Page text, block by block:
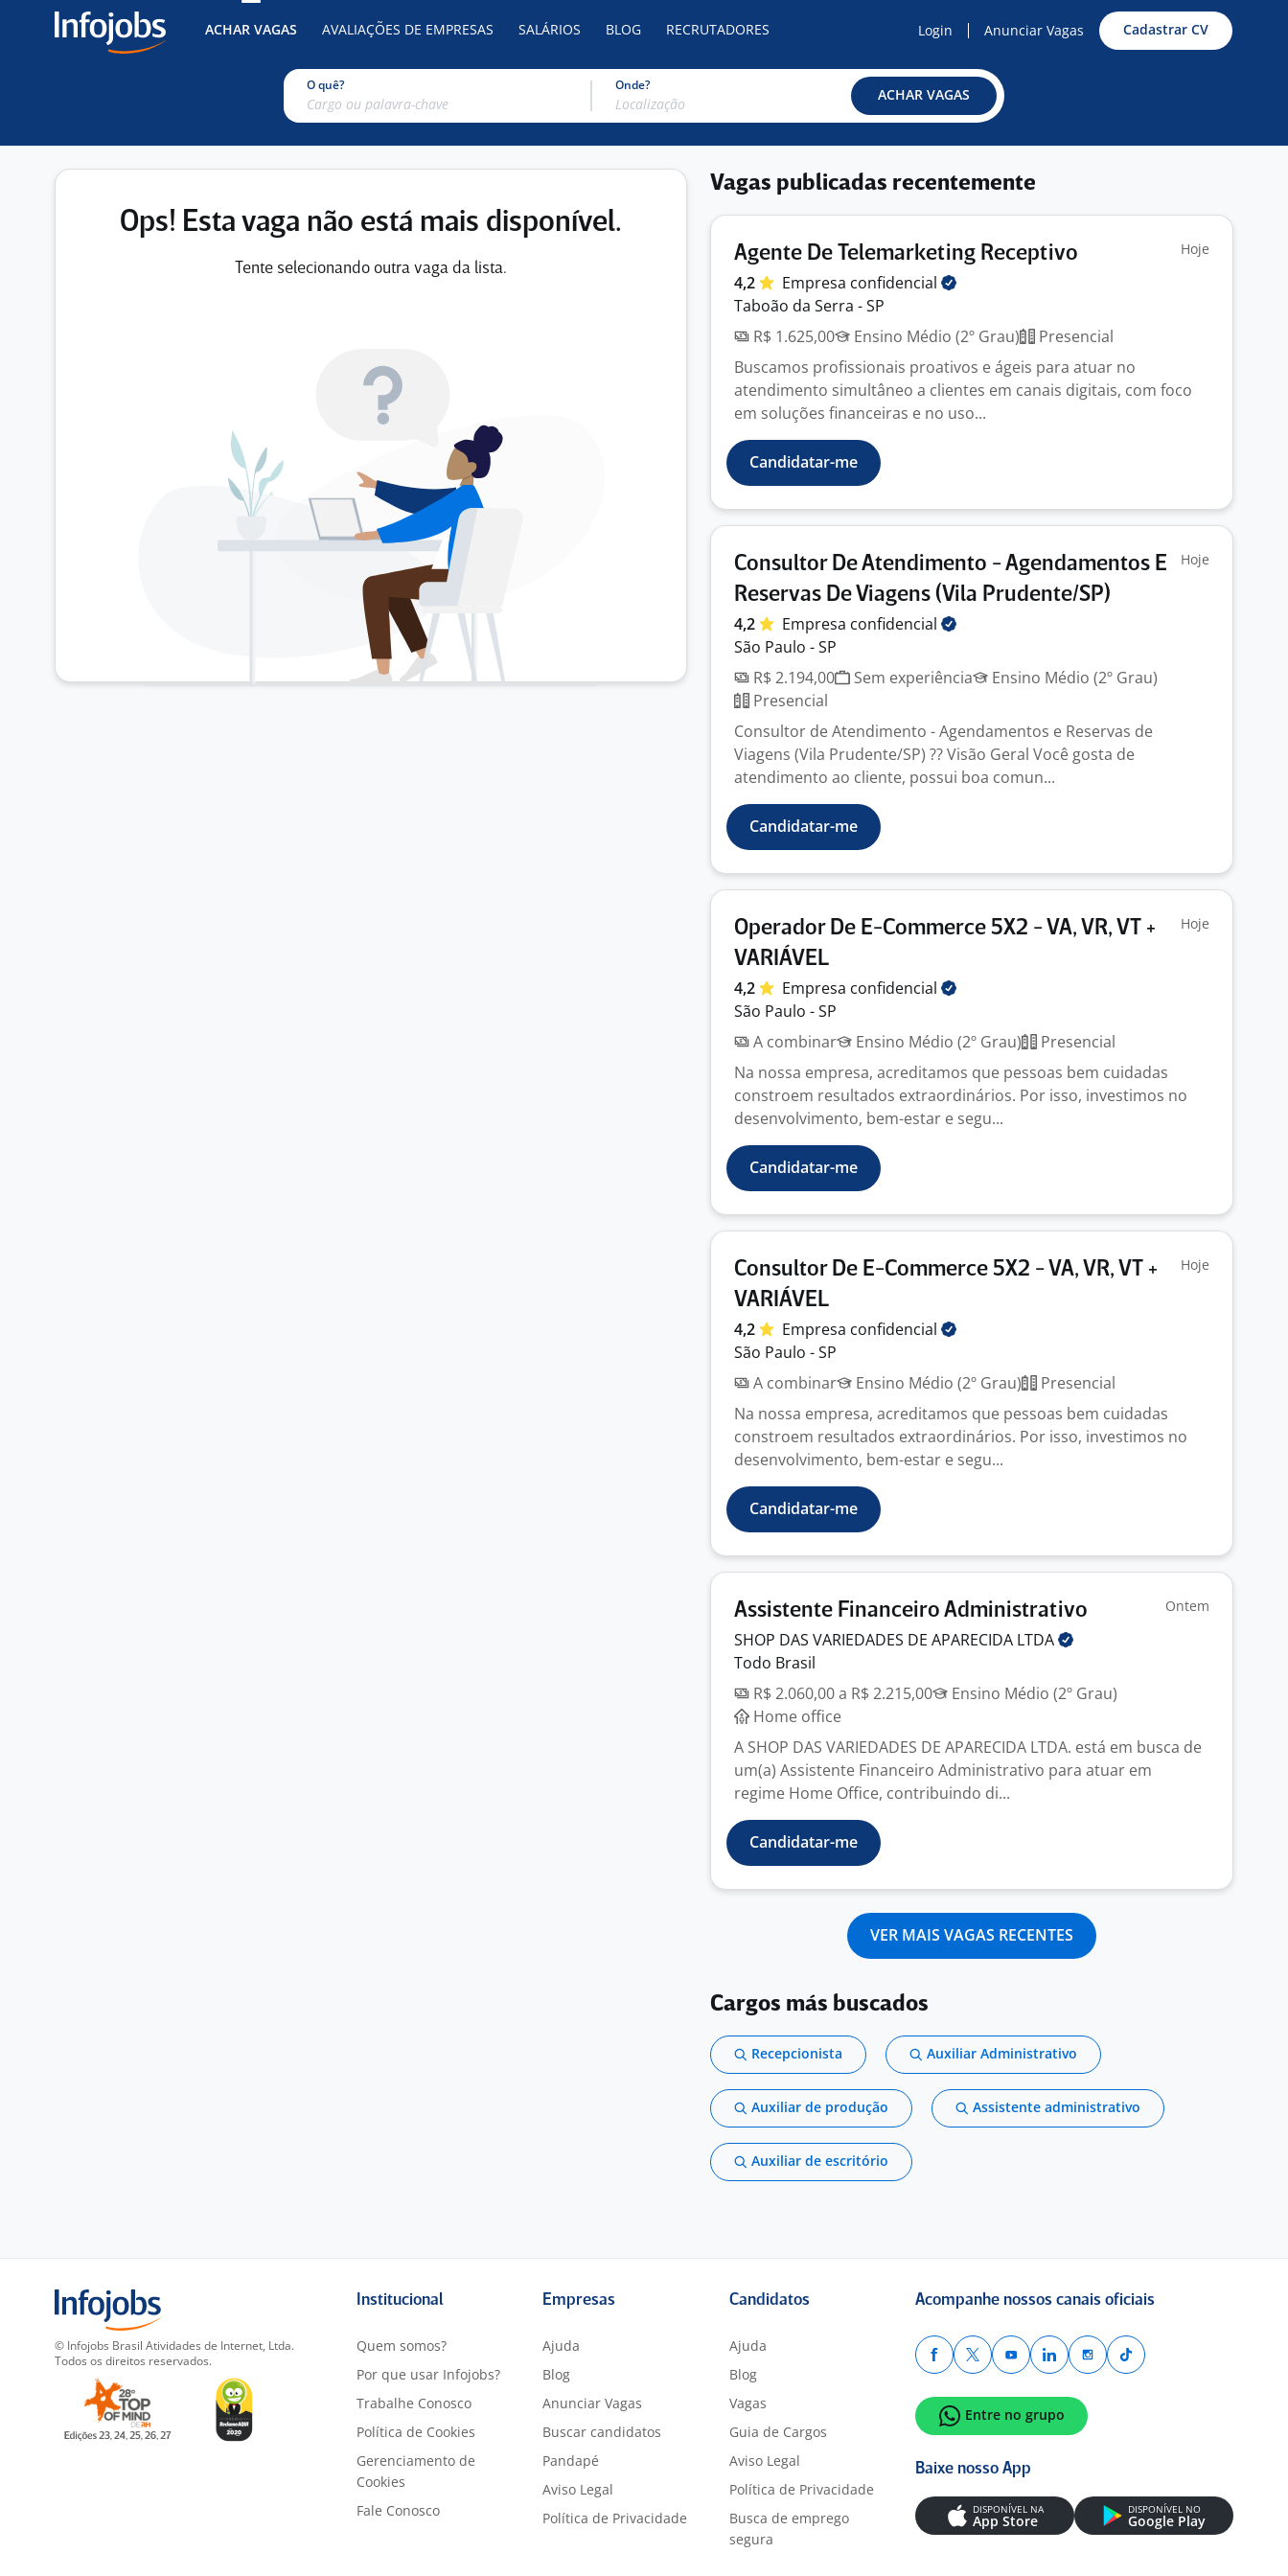
ACHAR VAGAS AVALIAÇÕES DE EMPRESAS SALÁRIOS BLOG RECRUTADORES Login Anunciar Vagas Cadastrar CV
O quê? Onde?
ACHAR VAGAS
Ops! Esta vaga não está mais disponível.
Tente selecionando outra vaga da lista.
Vagas publicadas recentemente
Agente De Telemarketing Receptivo Hoje
4,2 Empresa confidencial
Taboão da Serra - SP
R$ 1.625,00
Ensino Médio (2º Grau)
Presencial
Buscamos profissionais proativos e ágeis para atuar no
atendimento simultâneo a clientes em canais digitais, com foco
em soluções financeiras e no uso...
Candidatar-me
Consultor De Atendimento - Agendamentos E
Reservas De Viagens (Vila Prudente/SP)
Hoje
4,2 Empresa confidencial
São Paulo - SP
R$ 2.194,00
Sem experiência
Ensino Médio (2º Grau)
Presencial
Consultor de Atendimento - Agendamentos e Reservas de
Viagens (Vila Prudente/SP) ?? Visão Geral Você gosta de
atendimento ao cliente, possui boa comun...
Candidatar-me
Operador De E-Commerce 5X2 - VA, VR, VT +
VARIÁVEL
Hoje
4,2 Empresa confidencial
São Paulo - SP
A combinar
Ensino Médio (2º Grau)
Presencial
Na nossa empresa, acreditamos que pessoas bem cuidadas
constroem resultados extraordinários. Por isso, investimos no
desenvolvimento, bem-estar e segu...
Candidatar-me
Consultor De E-Commerce 5X2 - VA, VR, VT +
VARIÁVEL
Hoje
4,2 Empresa confidencial
São Paulo - SP
A combinar
Ensino Médio (2º Grau)
Presencial
Na nossa empresa, acreditamos que pessoas bem cuidadas
constroem resultados extraordinários. Por isso, investimos no
desenvolvimento, bem-estar e segu...
Candidatar-me
Assistente Financeiro Administrativo Ontem
SHOP DAS VARIEDADES DE APARECIDA LTDA
Todo Brasil
R$ 2.060,00 a R$ 2.215,00
Ensino Médio (2º Grau)
Home office
A SHOP DAS VARIEDADES DE APARECIDA LTDA. está em busca de
um(a) Assistente Financeiro Administrativo para atuar em
regime Home Office, contribuindo di...
Candidatar-me
VER MAIS VAGAS RECENTES
Cargos más buscados
Recepcionista Auxiliar Administrativo
Auxiliar de produção Assistente administrativo
Auxiliar de escritório
© Infojobs Brasil Atividades de Internet, Ltda.
Todos os direitos reservados.
Institucional
Quem somos?
Por que usar Infojobs?
Trabalhe Conosco
Política de Cookies
Gerenciamento de
Cookies
Fale Conosco
Empresas
Ajuda
Blog
Anunciar Vagas
Buscar candidatos
Pandapé
Aviso Legal
Política de Privacidade
Candidatos
Ajuda
Blog
Vagas
Guia de Cargos
Aviso Legal
Política de Privacidade
Busca de emprego
segura
Acompanhe nossos canais oficiais
Entre no grupo
Baixe nosso App
DISPONÍVEL NA
App Store
DISPONÍVEL NO
Google Play